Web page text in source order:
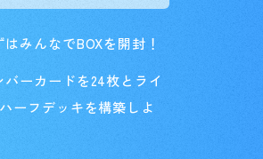
みんなでBOXを開封！
ーカードを24枚とライ
ーフデッキを構築しよ